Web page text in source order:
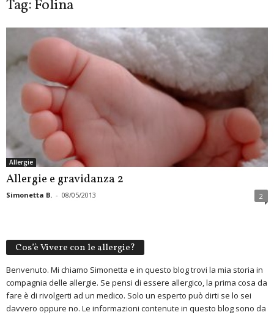
Tag: Folina
Allergie
Allergie e gravidanza 2
Simonetta B. - 08/05/2013 2
Cos’è Vivere con le allergie?
Benvenuto. Mi chiamo Simonetta e in questo blog trovi la mia storia in
compagnia delle allergie. Se pensi di essere allergico, la prima cosa da
fare è di rivolgerti ad un medico. Solo un esperto può dirti se lo sei
davvero oppure no. Le informazioni contenute in questo blog sono da